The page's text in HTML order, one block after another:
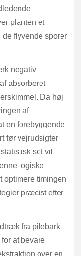
planten et
flyvende sporer
negativ
absorberet
Da høj
af
en forebyggende
før vejrudsigter
set vil
logiske
optimere timingen
præcist efter
fra pilebark
at bevare
over en